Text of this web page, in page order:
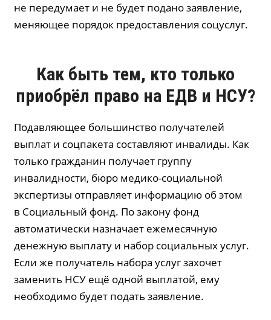
не передумает и не будет подано заявление,
меняющее порядок предоставления соцуслуг.
Как быть тем, кто только
приобрёл право на ЕДВ и НСУ?
Подавляющее большинство получателей
выплат и соцпакета составляют инвалиды. Как
только гражданин получает группу
инвалидности, бюро медико-социальной
экспертизы отправляет информацию об этом
в Социальный фонд. По закону фонд
автоматически назначает ежемесячную
денежную выплату и набор социальных услуг.
Если же получатель набора услуг захочет
заменить НСУ ещё одной выплатой, ему
необходимо будет подать заявление.